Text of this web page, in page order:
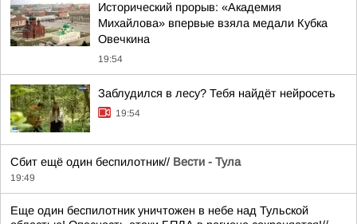
Исторический прорыв: «Академия
Михайлова» впервые взяла медали Кубка
Овечкина
19:54
Заблудился в лесу? Тебя найдёт нейросеть
19:54
Сбит ещё один беспилотник// Вести - Тула
19:49
Еще один беспилотник уничтожен в небе над Тульской